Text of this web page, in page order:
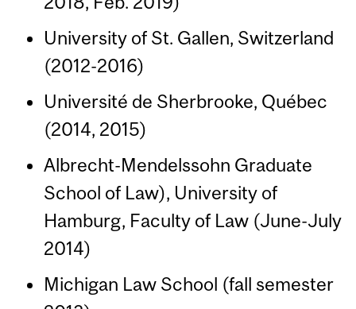
University of St. Gallen, Switzerland
(2012-2016)
Université de Sherbrooke, Québec
(2014, 2015)
Albrecht-Mendelssohn Graduate
School of Law), University of
Hamburg, Faculty of Law (June-July
2014)
Michigan Law School (fall semester